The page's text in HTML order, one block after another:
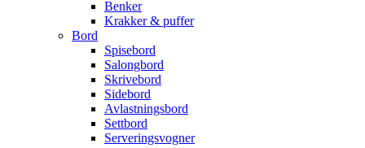
Benker
Krakker & puffer
Bord
Spisebord
Salongbord
Skrivebord
Sidebord
Avlastningsbord
Settbord
Serveringsvogner